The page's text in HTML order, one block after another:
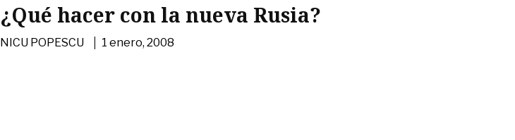
¿Qué hacer con la nueva Rusia?
NICU POPESCU | 1 enero, 2008